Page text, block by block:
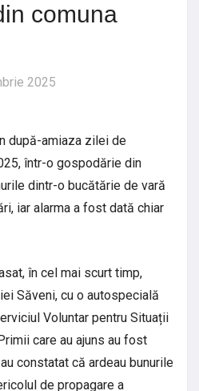
comuna
2025
după-amiaza zilei de
într-o gospodărie din
dintr-o bucătărie de vară
iar alarma a fost dată chiar
în cel mai scurt timp,
Săveni, cu o autospecială
Voluntar pentru Situații
care au ajuns au fost
constatat că ardeau bunurile
de propagare a